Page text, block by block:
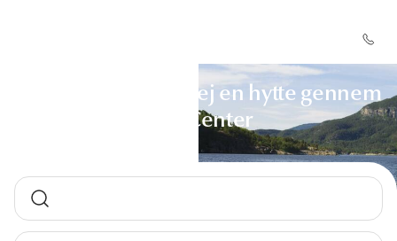
Halden i Norge — Lej en hytte gennem
DanCenter